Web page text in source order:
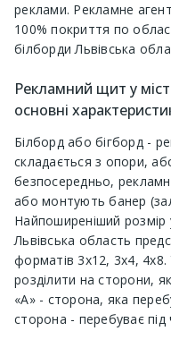
реклами. Рекламне
100% покриття по
білборди Львівська
Рекламний щит у
основні
Білборд або бігборд -
складається з опори,
безпосередньо,
або монтують банер
Найпоширеніший розмір
Львівська область
форматів 3х12, 3х4, 4х8.
розділити на сторони,
«А» - сторона, яка
сторона - перебуває під